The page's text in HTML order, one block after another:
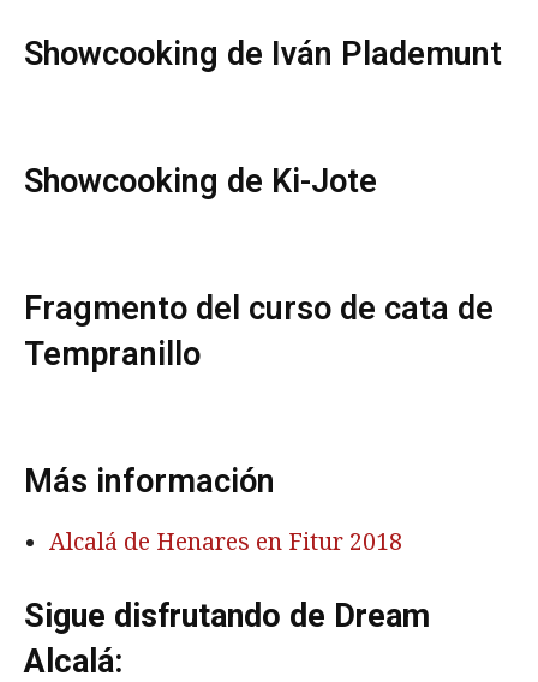
Showcooking de Iván Plademunt
Showcooking de Ki-Jote
Fragmento del curso de cata de
Tempranillo
Más información
Alcalá de Henares en Fitur 2018
Sigue disfrutando de Dream
Alcalá: